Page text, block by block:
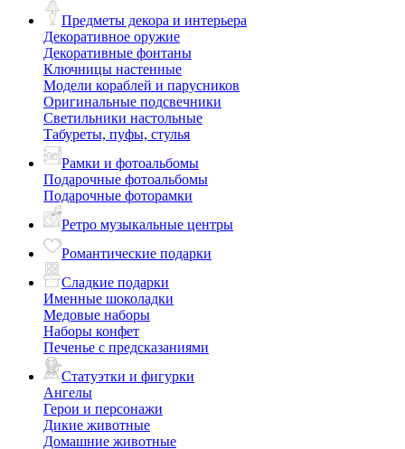
Предметы декора и интерьера
Декоративное оружие
Декоративные фонтаны
Ключницы настенные
Модели кораблей и парусников
Оригинальные подсвечники
Светильники настольные
Табуреты, пуфы, стулья
Рамки и фотоальбомы
Подарочные фотоальбомы
Подарочные фоторамки
Ретро музыкальные центры
Романтические подарки
Сладкие подарки
Именные шоколадки
Медовые наборы
Наборы конфет
Печенье с предсказаниями
Статуэтки и фигурки
Ангелы
Герои и персонажи
Дикие животные
Домашние животные